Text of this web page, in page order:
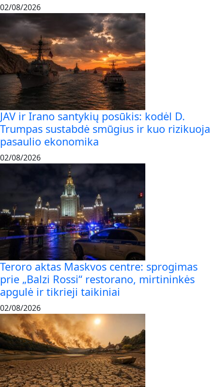
02/08/2026
JAV ir Irano santykių posūkis: kodėl D.
Trumpas sustabdė smūgius ir kuo rizikuoja
pasaulio ekonomika
02/08/2026
Teroro aktas Maskvos centre: sprogimas
prie „Balzi Rossi“ restorano, mirtininkės
apgulė ir tikrieji taikiniai
02/08/2026